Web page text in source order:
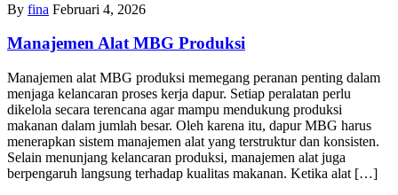
By fina Februari 4, 2026
Manajemen Alat MBG Produksi
Manajemen alat MBG produksi memegang peranan penting dalam
menjaga kelancaran proses kerja dapur. Setiap peralatan perlu
dikelola secara terencana agar mampu mendukung produksi
makanan dalam jumlah besar. Oleh karena itu, dapur MBG harus
menerapkan sistem manajemen alat yang terstruktur dan konsisten.
Selain menunjang kelancaran produksi, manajemen alat juga
berpengaruh langsung terhadap kualitas makanan. Ketika alat […]